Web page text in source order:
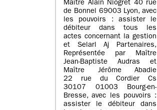
Maître Alain Niogret 40 rue
de Bonnel 69003 Lyon, avec
les pouvoirs : assister le
débiteur dans tous les
actes concernant la gestion
et Selarl Aj Partenaires,
Représentée par Maître
Jean-Baptiste Audras et
Maître Jérôme Abadie
22 rue du Cordier Cs
30107 01003 Bourg-en-
Bresse, avec les pouvoirs :
assister le débiteur dans